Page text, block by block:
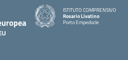
ISTITUTO COMPRENSIVO
Rosario Livatino
Porto Empedocle